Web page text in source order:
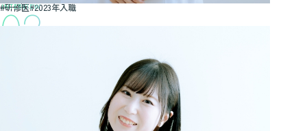
医師としての「基本」から
02
研修医 2023年入職